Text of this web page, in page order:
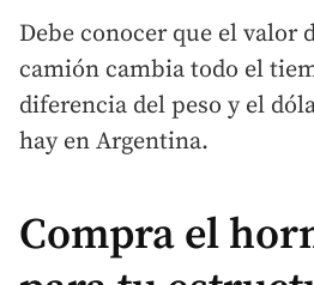
Debe conocer que el valor
camión cambia todo el
diferencia del peso y el
hay en Argentina.
Compra el